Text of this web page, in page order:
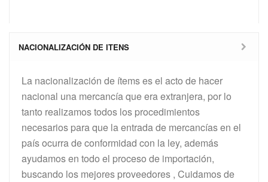
NACIONALIZACIÓN DE ITENS
La nacionalización de ítems es el acto de hacer
nacional una mercancía que era extranjera, por lo
tanto realizamos todos los procedimientos
necesarios para que la entrada de mercancías en el
país ocurra de conformidad con la ley, además
ayudamos en todo el proceso de importación,
buscando los mejores proveedores , Cuidamos de